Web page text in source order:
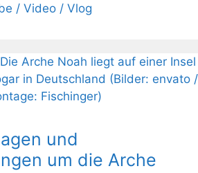
/ Video / Vlog
und
um die Arche